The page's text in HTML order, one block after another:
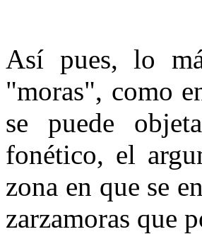
Así pues, lo
"moras", como
se puede
fonético, el
zona en que se
zarzamoras que